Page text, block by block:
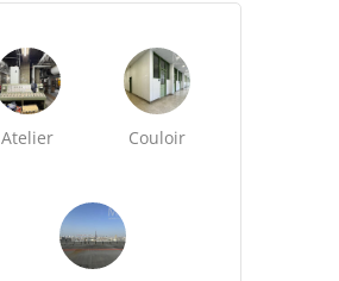
Atelier Couloir